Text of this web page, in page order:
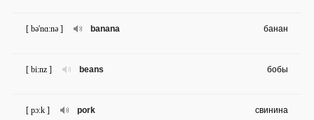
banana
[ bə'nɑ:nə ] банан
beans
[ bi:nz ] бобы
pork
[ pɔ:k ] свинина